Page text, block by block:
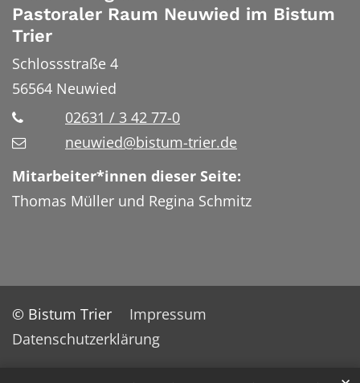
Pastoraler Raum Neuwied im Bistum
Trier
Schlossstraße 4
56564 Neuwied
02631 / 3 42 77-0
neuwied@bistum-trier.de
Mitarbeiter*innen dieser Seite:
Thomas Müller und Regina Schmitz
© Bistum Trier
Impressum
Datenschutzerklärung